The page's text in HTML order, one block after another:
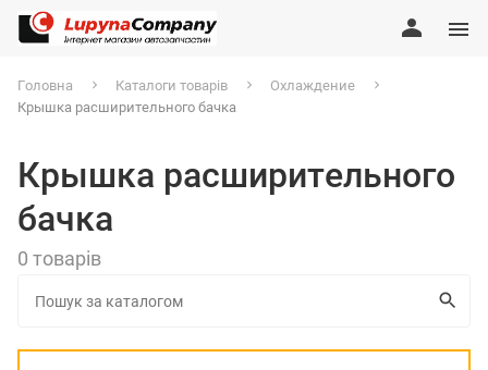
Головна Каталоги товарів
Охлаждение
Крышка расширительного бачка
Крышка расширительного
бачка
0 товарів